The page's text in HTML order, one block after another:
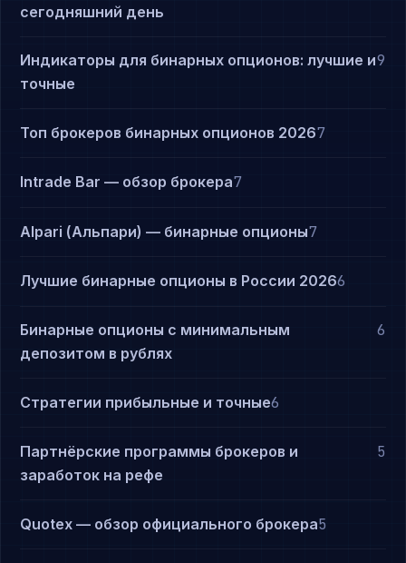
сегодняшний день
Индикаторы для бинарных опционов: лучшие и
точные
9
Топ брокеров бинарных опционов 20267
Intrade Bar — обзор брокера7
Alpari (Альпари) — бинарные опционы7
Лучшие бинарные опционы в России 20266
Бинарные опционы с минимальным
депозитом в рублях
6
Стратегии прибыльные и точные6
Партнёрские программы брокеров и
заработок на рефе
5
Quotex — обзор официального брокера5